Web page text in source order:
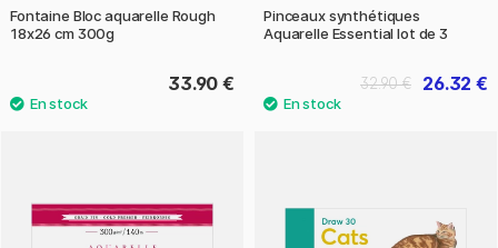
Fontaine Bloc aquarelle Rough
18x26 cm 300g
33.90 €
Pinceaux synthétiques
Aquarelle Essential lot de 3
26.32 €
32.90 €